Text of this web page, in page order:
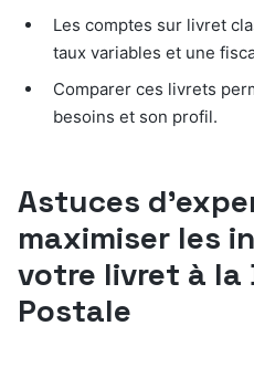
Les comptes sur livret
taux variables et une
Comparer ces livrets
besoins et son profil.
Astuces
maximiser les
votre livret à la
Postale